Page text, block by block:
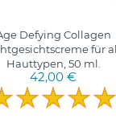
Defying Collagen
für
Hauttypen, 50 ml.
42,00 €